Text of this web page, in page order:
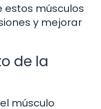
estos músculos
y mejorar
de la
músculo